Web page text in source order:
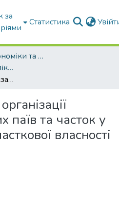
за
Статистика
Факультет Економіки та бізнесу
Кафедра Фінансів, обліку і оподаткування
Удосконалення організації викупу майнових паїв та часток у майні спільної часткової власності
паїв та часток у
власності